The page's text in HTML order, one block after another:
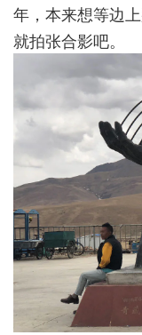
年，本来想等边
就拍张合影吧。